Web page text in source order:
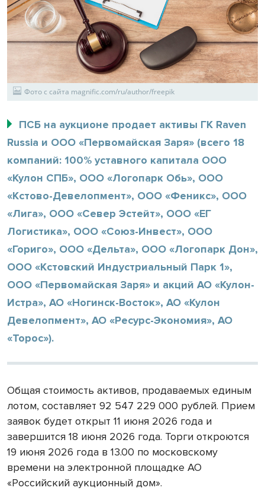
Фото с сайта magnific.com/ru/author/freepik
ПСБ на аукционе продает активы ГК Raven
Russia и ООО «Первомайская Заря» (всего 18
компаний: 100% уставного капитала ООО
«Кулон СПБ», ООО «Логопарк Обь», ООО
«Кстово-Девелопмент», ООО «Феникс», ООО
«Лига», ООО «Север Эстейт», ООО «ЕГ
Логистика», ООО «Союз-Инвест», ООО
«Гориго», ООО «Дельта», ООО «Логопарк Дон»,
ООО «Кстовский Индустриальный Парк 1»,
ООО «Первомайская Заря» и акций АО «Кулон-
Истра», АО «Ногинск-Восток», АО «Кулон
Девелопмент», АО «Ресурс-Экономия», АО
«Торос»).
Общая стоимость активов, продаваемых единым
лотом, составляет 92 547 229 000 рублей. Прием
заявок будет открыт 11 июня 2026 года и
завершится 18 июня 2026 года. Торги откроются
19 июня 2026 года в 13.00 по московскому
времени на электронной площадке АО
«Российский аукционный дом».